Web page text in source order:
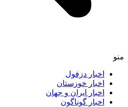
اخبار دزفول
اخبار خوزستان
اخبار ایران و جهان
اخبار گوناگون